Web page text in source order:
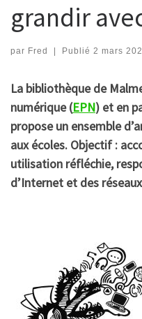
grandir
par Fred | Publié 2 mars
La bibliothèque de
numérique (EPN) et en
propose un ensemble
aux écoles. Objectif :
utilisation réfléchie,
d’Internet et des